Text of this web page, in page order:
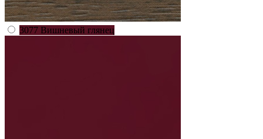
3077 Вишневый глянец